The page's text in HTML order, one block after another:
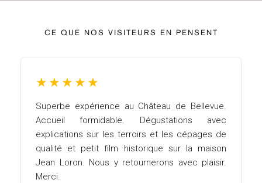
CE QUE NOS VISITEURS EN PENSENT
★ ★ ★ ★ ★
Superbe expérience au Château de Bellevue.
Accueil formidable. Dégustations avec
explications sur les terroirs et les cépages de
qualité et petit film historique sur la maison
Jean Loron. Nous y retournerons avec plaisir.
Merci.